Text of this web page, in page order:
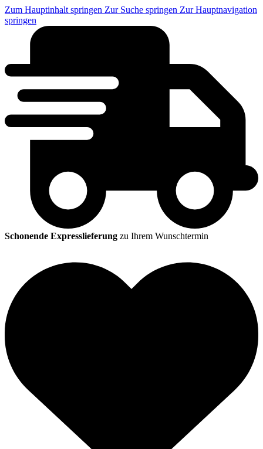
Zum Hauptinhalt springen Zur Suche springen Zur Hauptnavigation
springen
Schonende Expresslieferung zu Ihrem Wunschtermin